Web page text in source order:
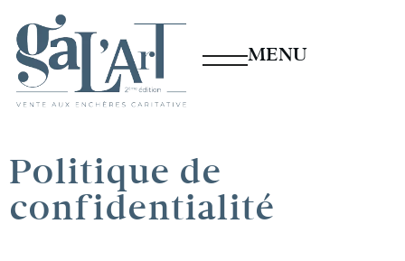
MENU
Politique de
confidentialité